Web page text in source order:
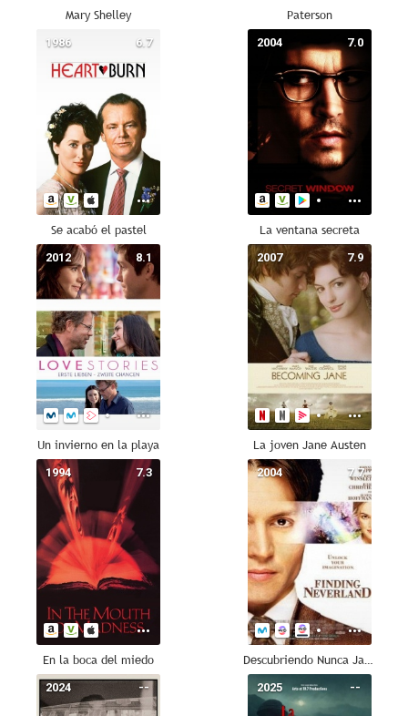
Mary Shelley Paterson
6.7
1986
Se acabó el pastel
7.0
2004
La ventana secreta
8.1
2012
Un invierno en la playa
7.9
2007
La joven Jane Austen
7.3
1994
En la boca del miedo
7.7
2004
Descubriendo Nunca Jamás
--
2024 --
2025